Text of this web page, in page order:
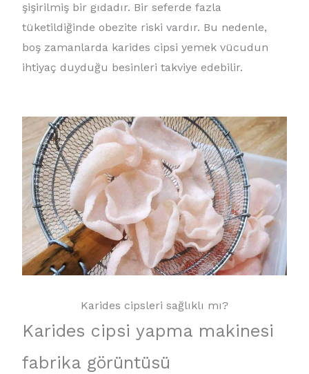
şişirilmiş bir gıdadır. Bir seferde fazla
tüketildiğinde obezite riski vardır. Bu nedenle,
boş zamanlarda karides cipsi yemek vücudun
ihtiyaç duyduğu besinleri takviye edebilir.
Karides cipsleri sağlıklı mı?
Karides cipsi yapma makinesi
fabrika görüntüsü